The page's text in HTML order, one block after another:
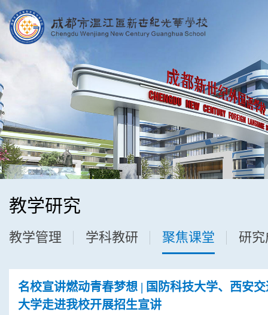
教学研究
教学管理 学科教研 聚焦课堂 研
名校宣讲燃动青春梦想 | 国防科技大学、西安
大学走进我校开展招生宣讲